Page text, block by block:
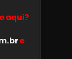
aqui?
e